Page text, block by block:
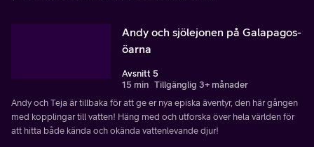
Andy och sjölejonen på Galapagos-
öarna
Avsnitt 5
15 min Tillgänglig 3+ månader
Andy och Teja är tillbaka för att ge er nya episka äventyr, den här gången
med kopplingar till vatten! Häng med och utforska över hela världen för
att hitta både kända och okända vattenlevande djur!